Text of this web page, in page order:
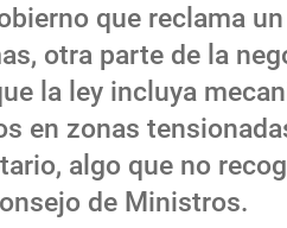
que reclama
otra parte de la
la ley incluya
en zonas
algo que no
de Ministros.